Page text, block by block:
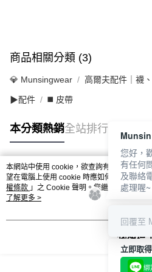
商品相關分類 (3)
💎 Munsingwear 高爾夫配件｜襪
▶配件 ◼️ 皮帶
本分類熱銷全站排行
熱門標籤
本網站中使用 cookie，欲查詢有關本網站使
望在電腦上使用 cookie 時應如何變更電腦
權條款 」之 Cookie 聲明。您繼續使用本網
用條款之 Cookie 聲明使用 cookie。
了解更多 >
我知道
立即取
綁
您好，
有任何
及聯絡
處理喔~
回覆至